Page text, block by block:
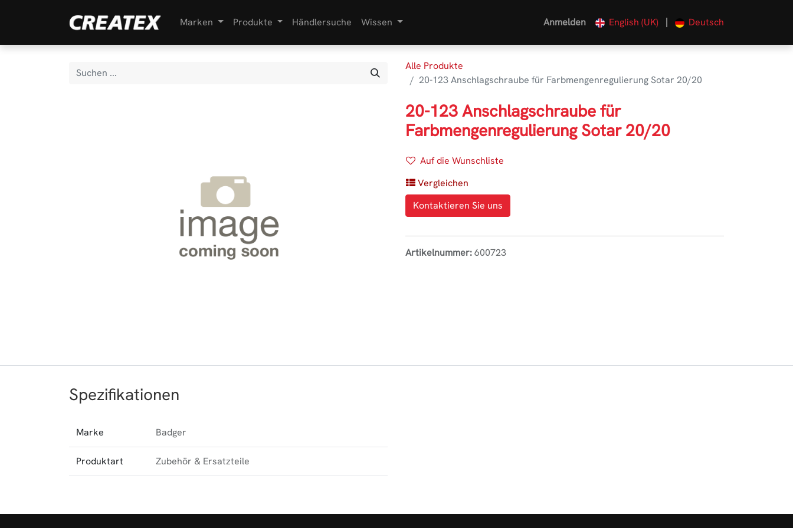
Marken Produkte Händlersuche Wissen Anmelden English (UK) | Deutsch
Alle Produkte
20-123 Anschlagschraube für Farbmengenregulierung Sotar 20/20
20-123 Anschlagschraube für
Farbmengenregulierung Sotar 20/20
Auf die Wunschliste
Vergleichen
Kontaktieren Sie uns
Artikelnummer:600723
Spezifikationen
Marke Badger
Produktart Zubehör & Ersatzteile